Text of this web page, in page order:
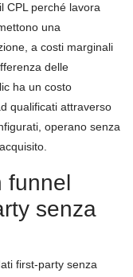
CPL perché lavora
una
a costi marginali
delle
ha un costo
qualificati attraverso
operano senza
funnel
senza
first-party senza